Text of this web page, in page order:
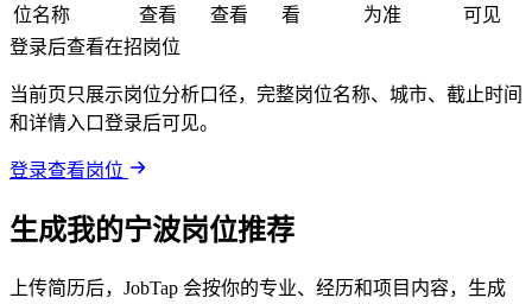
位名称 查看 查看 看 为准
可见
登录后查看在招岗位
当前页只展示岗位分析口径，完整岗位名称、城市、截止时间
和详情入口登录后可见。
登录查看岗位
生成我的宁波岗位推荐
上传简历后，JobTap 会按你的专业、经历和项目内容，生成